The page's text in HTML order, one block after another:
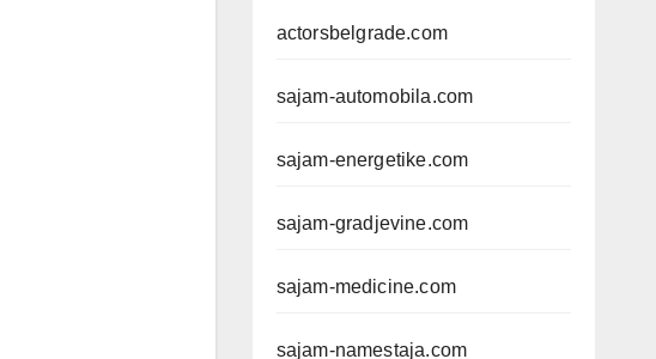
actorsbelgrade.com
sajam-automobila.com
sajam-energetike.com
sajam-gradjevine.com
sajam-medicine.com
sajam-namestaja.com